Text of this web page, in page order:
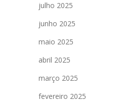
julho 2025
junho 2025
maio 2025
abril 2025
março 2025
fevereiro 2025